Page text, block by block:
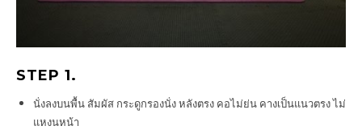
STEP 1.
นั่งลงบนพื้น สัมผัส กระดูกรองนั่ง หลังตรง คอไม่ย่น คางเป็นแนวตรง ไม่
แหงนหน้า